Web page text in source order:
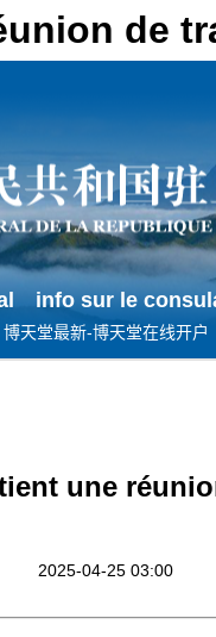
de
info sur le
博天堂最新-博天堂在线开户
une
2025-04-25 03:00